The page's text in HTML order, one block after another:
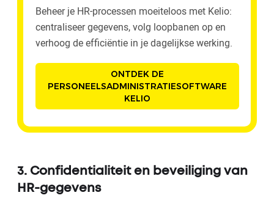
Beheer je HR-processen moeiteloos met Kelio:
centraliseer gegevens, volg loopbanen op en
verhoog de efficiëntie in je dagelijkse werking.
ONTDEK DE
PERSONEELSADMINISTRATIESOFTWARE
KELIO
3. Confidentialiteit en beveiliging van
HR-gegevens